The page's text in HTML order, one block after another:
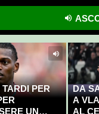
PER
UN
DA
A
AL